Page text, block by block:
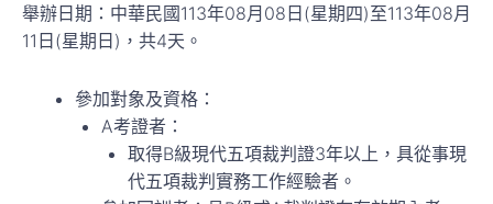
舉辦日期：中華民國113年08月08日(星期四)至113年08月
11日(星期日)，共4天。
參加對象及資格：
A考證者：
取得B級現代五項裁判證3年以上，具從事現
代五項裁判實務工作經驗者。